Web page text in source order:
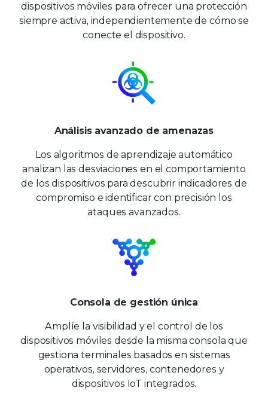
dispositivos móviles para ofrecer una protección
siempre activa, independientemente de cómo se
conecte el dispositivo.
Análisis avanzado de amenazas
Los algoritmos de aprendizaje automático
analizan las desviaciones en el comportamiento
de los dispositivos para descubrir indicadores de
compromiso e identificar con precisión los
ataques avanzados.
Consola de gestión única
Amplíe la visibilidad y el control de los
dispositivos móviles desde la misma consola que
gestiona terminales basados en sistemas
operativos, servidores, contenedores y
dispositivos IoT integrados.